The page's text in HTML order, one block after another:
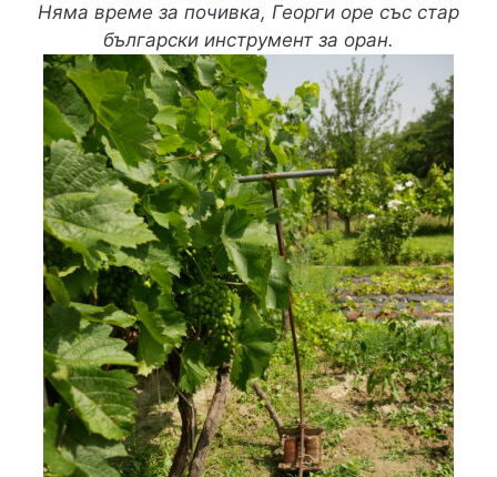
Няма време за почивка, Георги оре със стар
български инструмент за оран.